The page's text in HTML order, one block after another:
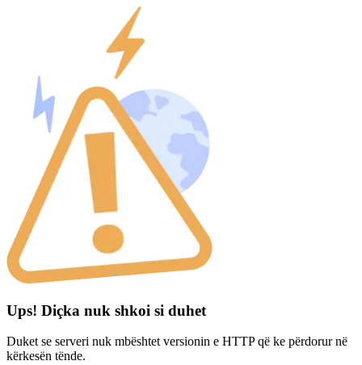
Ups! Diçka nuk shkoi si duhet
Duket se serveri nuk mbështet versionin e HTTP që ke përdorur në
kërkesën tënde.